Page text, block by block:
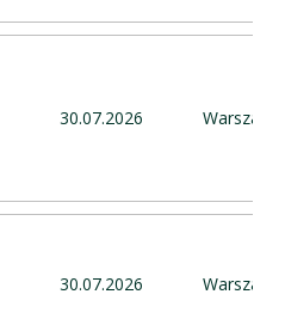
30.07.2026 Warszawa
30.07.2026 Warszawa